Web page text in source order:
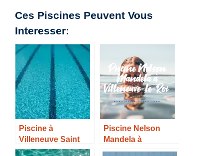
Ces Piscines Peuvent Vous
Interesser:
Piscine à
Villeneuve Saint
Georges –
Piscine Nelson
Mandela à
Villeneuve-le-Roi –